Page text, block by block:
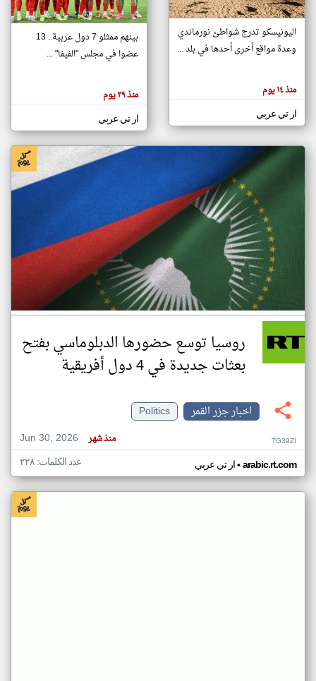
تغيير الدولة
اخبار جزر القمر على مدار الساعة
أهم اخبار جزر القمر العاجلة والمباشرة
هنا عن
وجهة
كاتبيها.
اليونيسكو تدرج شواطئ نورماندي
وعدة مواقع أخرى أحدها في بلد ...
منذ ١٤ يوم
ار تي عربي
بينهم ممثلو 7 دول عربية.. 13
عضوا في مجلس "الفيفا" ...
منذ ٢٩ يوم
ار تي عربي
روسيا توسع حضورها الدبلوماسي بفتح
بعثات جديدة في 4 دول أفريقية
اخبار جزر القمر
Politics
Jun 30, 2026
منذ شهر TG39ZI
ار تي عربي• arabic.rt.com عدد الكلمات: ٢٢٨
klyoum.com